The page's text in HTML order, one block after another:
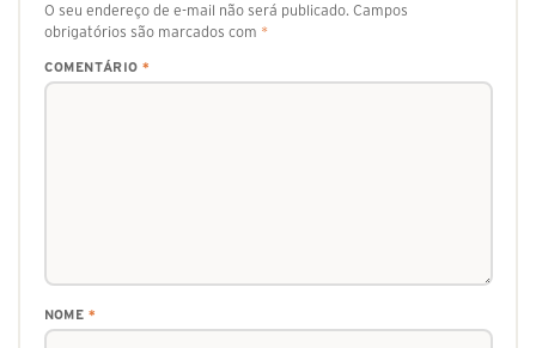
O seu endereço de e-mail não será publicado. Campos
obrigatórios são marcados com *
COMENTÁRIO *
NOME *